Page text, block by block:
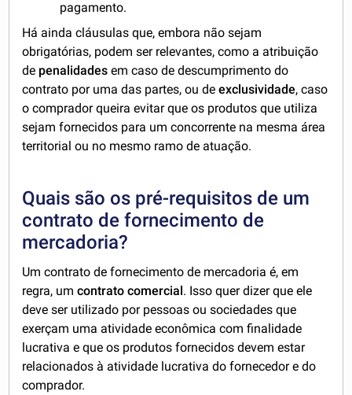
pagamento.
Há ainda cláusulas que, embora não sejam
obrigatórias, podem ser relevantes, como a atribuição
de penalidadesem caso de descumprimento do
contrato por uma das partes, ou deexclusividade, caso
o comprador queira evitar que os produtos que utiliza
sejam fornecidos para um concorrente na mesma área
territorial ou no mesmo ramo de atuação.
Quais são os pré-requisitos de um
contrato de fornecimento de
mercadoria?
Um contrato de fornecimento de mercadoria é, em
regra, umcontrato comercial . Isso quer dizer que ele
deve ser utilizado por pessoas ou sociedades que
exerçam uma atividade econômica com finalidade
lucrativa e que os produtos fornecidos devem estar
relacionados à atividade lucrativa do fornecedor e do
comprador.